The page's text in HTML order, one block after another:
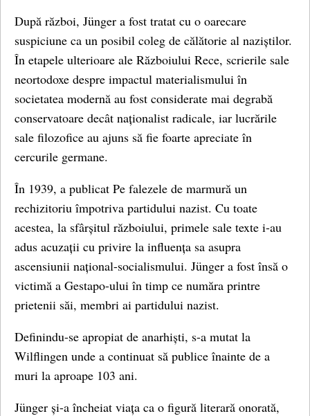
După război, Jünger a fost tratat cu o oarecare
suspiciune ca un posibil coleg de călătorie al naziștilor.
În etapele ulterioare ale Războiului Rece, scrierile sale
neortodoxe despre impactul materialismului în
societatea modernă au fost considerate mai degrabă
conservatoare decât naționalist radicale, iar lucrările
sale filozofice au ajuns să fie foarte apreciate în
cercurile germane.
În 1939, a publicat Pe falezele de marmură un
rechizitoriu împotriva partidului nazist. Cu toate
acestea, la sfârșitul războiului, primele sale texte i-au
adus acuzații cu privire la influența sa asupra
ascensiunii național-socialismului. Jünger a fost însă o
victimă a Gestapo-ului în timp ce număra printre
prietenii săi, membri ai partidului nazist.
Definindu-se apropiat de anarhiști, s-a mutat la
Wilflingen unde a continuat să publice înainte de a
muri la aproape 103 ani.
Jünger și-a încheiat viața ca o figură literară onorată,